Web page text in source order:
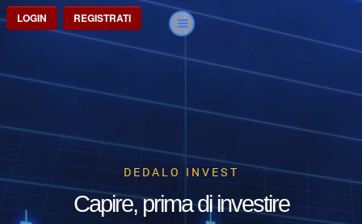
LOGIN REGISTRATI
DEDALO INVEST
Capire, prima di investire